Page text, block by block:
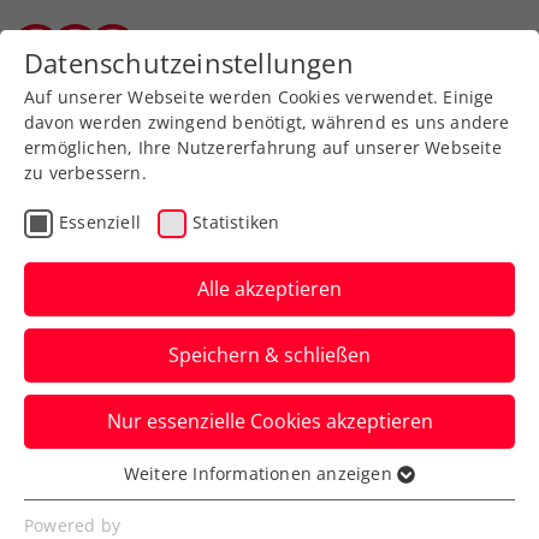
Zurück zur Newsübersicht
Turniere
US Open: Schon im
Halbfinale – Schwärzler
siegt im Doppel weiter
Der ÖTV-Jungstar spielt nun am Freitag
gegen das Nummer-eins-Duo um den
Finaleinzug.
Verfasst von: Manuel Wachta, 08.09.2023
Datenschutzeinstellungen
Auf unserer Webseite werden Cookies verwendet. Einige
davon werden zwingend benötigt, während es uns andere
ermöglichen, Ihre Nutzererfahrung auf unserer Webseite
zu verbessern.
Essenziell Statistiken
Alle akzeptieren
Speichern & schließen
Nur essenzielle Cookies akzeptieren
Essenziell
Essenzielle Cookies werden für grundlegende
Weitere Informationen anzeigen
Powered by